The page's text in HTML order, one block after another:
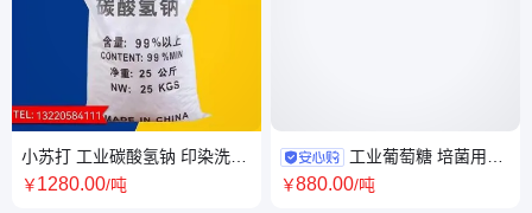
小苏打 工业碳酸氢钠 印染洗涤
助剂 污水处理 缓冲剂
￥1280.00/吨
工业葡萄糖 培菌用碳
源 污水处理 99%含量 国标工业
￥880.00/吨